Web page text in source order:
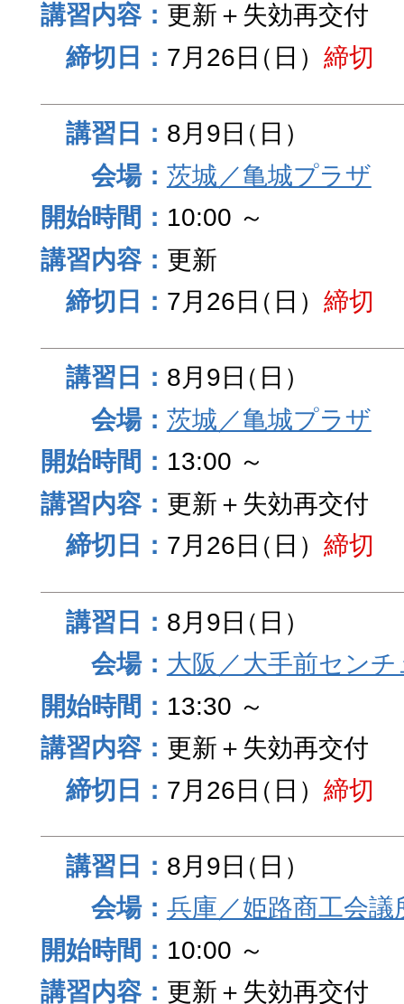
更新＋失効再交付
7月26日（日） 締切
8月9日（日）
茨城／亀城プラザ
10:00 ～
更新
7月26日（日） 締切
8月9日（日）
茨城／亀城プラザ
13:00 ～
更新＋失効再交付
7月26日（日） 締切
8月9日（日）
大阪／大手前セン
13:30 ～
更新＋失効再交付
7月26日（日） 締切
8月9日（日）
兵庫／姫路商工会議
10:00 ～
更新＋失効再交付